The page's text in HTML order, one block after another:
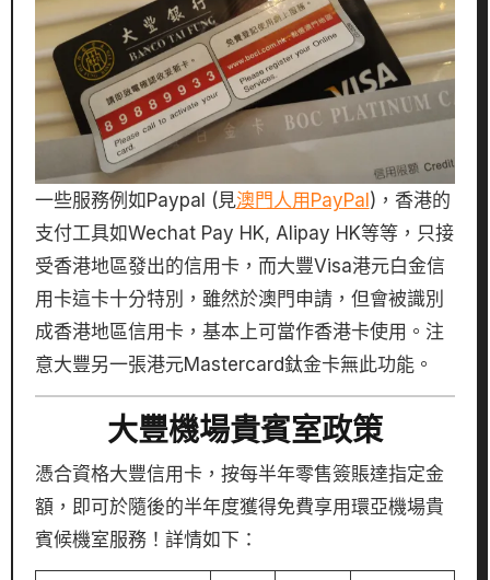
一些服務例如Paypal (見澳門人用PayPal )，香港的
支付工具如Wechat Pay HK, Alipay HK等等，只接
受香港地區發出的信用卡，而大豐Visa港元白金信
用卡這卡十分特別，雖然於澳門申請，但會被識別
成香港地區信用卡，基本上可當作香港卡使用。注
意大豐另一張港元Mastercard鈦金卡無此功能。
大豐機場貴賓室政策
憑合資格大豐信用卡，按每半年零售簽賬達指定金
額，即可於隨後的半年度獲得免費享用環亞機場貴
賓候機室服務！詳情如下：